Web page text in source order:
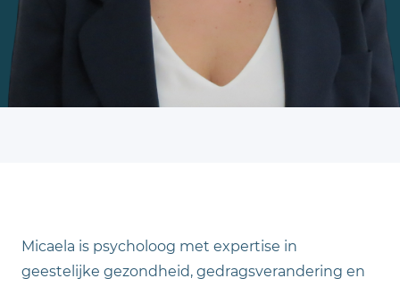
Micaela is psycholoog met expertise in
geestelijke gezondheid, gedragsverandering en